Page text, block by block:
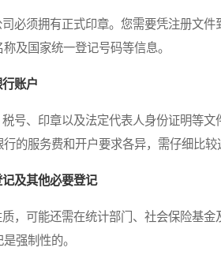
须拥有正式印章。您需要凭注册文件
及国家统一登记号码等信息。
账户
、印章以及法定代表人身份证明等文
的服务费和开户要求各异，需仔细比较
及其他必要登记
可能还需在统计部门、社会保险基金
强制性的。